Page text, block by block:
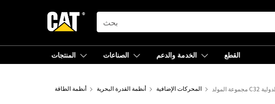
SEARCH
المنتجات الصناعات الخدمة والدعم القطع
أنظمة الطاقة أنظمة القدرة البحرية المحركات الإضافية